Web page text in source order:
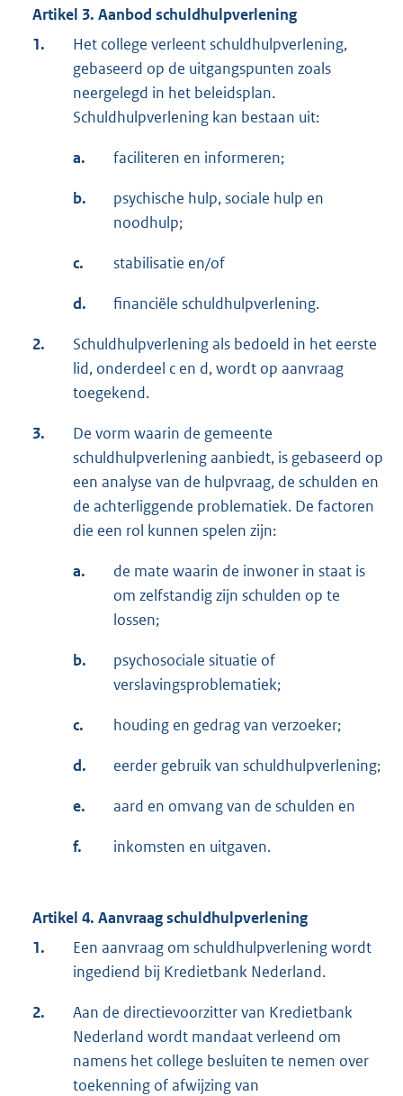
Artikel 3. Aanbod schuldhulpverlening
1.
Het college verleent schuldhulpverlening,
gebaseerd op de uitgangspunten zoals
neergelegd in het beleidsplan.
Schuldhulpverlening kan bestaan uit:
a. faciliteren en informeren;
b.
psychische hulp, sociale hulp en
noodhulp;
c. stabilisatie en/of
d. financiële schuldhulpverlening.
2.
Schuldhulpverlening als bedoeld in het eerste
lid, onderdeel c en d, wordt op aanvraag
toegekend.
3.
De vorm waarin de gemeente
schuldhulpverlening aanbiedt, is gebaseerd op
een analyse van de hulpvraag, de schulden en
de achterliggende problematiek. De factoren
die een rol kunnen spelen zijn:
a.
de mate waarin de inwoner in staat is
om zelfstandig zijn schulden op te
lossen;
b.
psychosociale situatie of
verslavingsproblematiek;
c. houding en gedrag van verzoeker;
d. eerder gebruik van schuldhulpverlening;
e. aard en omvang van de schulden en
f. inkomsten en uitgaven.
Artikel 4. Aanvraag schuldhulpverlening
1.
Een aanvraag om schuldhulpverlening wordt
ingediend bij Kredietbank Nederland.
2.
Aan de directievoorzitter van Kredietbank
Nederland wordt mandaat verleend om
namens het college besluiten te nemen over
toekenning of afwijzing van